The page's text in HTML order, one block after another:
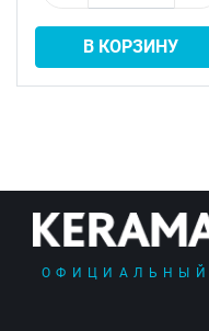
В КОРЗИНУ